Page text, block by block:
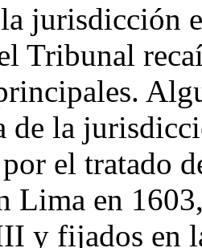
jurisdicción
Tribunal
de la
el tratado
Lima en
y fijados en